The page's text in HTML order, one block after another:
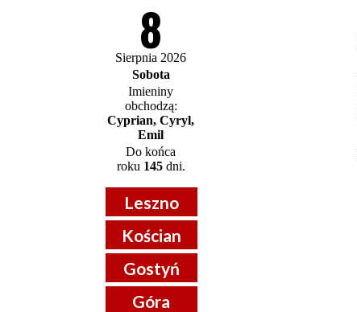
8
Sierpnia 2026
Sobota
Imieniny
obchodzą:
Cyprian, Cyryl,
Emil
Do końca
roku 145dni.
Leszno
Kościan
Gostyń
Góra